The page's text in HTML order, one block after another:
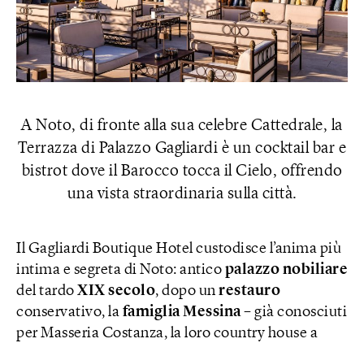
A Noto, di fronte alla sua celebre Cattedrale, la
Terrazza di Palazzo Gagliardi è un cocktail bar e
bistrot dove il Barocco tocca il Cielo, offrendo
una vista straordinaria sulla città.
Il Gagliardi Boutique Hotel custodisce l’anima più
intima e segreta di Noto: antico palazzo nobiliare
del tardo XIX secolo, dopo un restauro
conservativo, la famiglia Messina– già conosciuti
per Masseria Costanza, la loro country house a